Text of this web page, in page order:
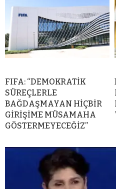
FIFA: “DEMOKRATİK
SÜREÇLERLE
BAĞDAŞMAYAN HİÇBİR
GİRİŞİME MÜSAMAHA
GÖSTERMEYECEĞİZ”